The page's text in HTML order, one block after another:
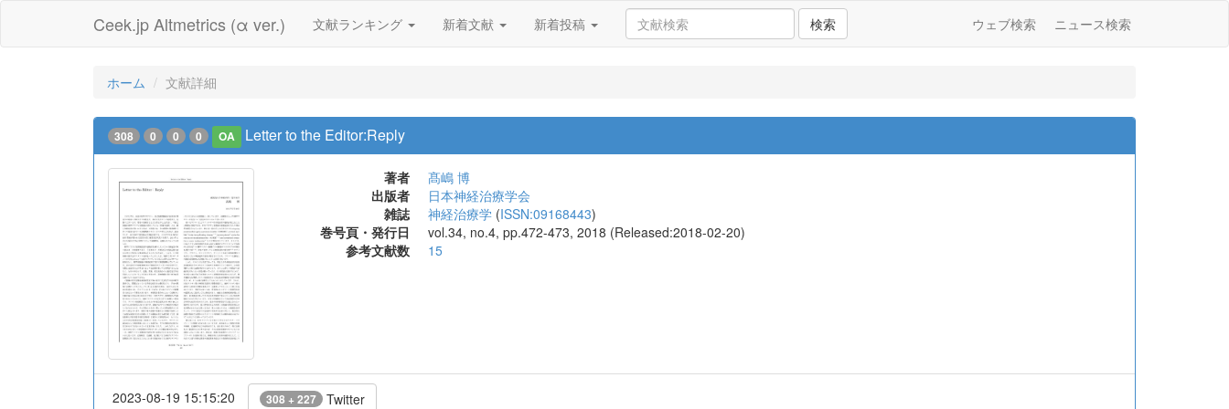
Ceek.jp Altmetrics (α ver.) 文献ランキング 新着文献 新着投稿 検索 ウェブ検索 ニュース検索
ホーム 文献詳細
308 0 0 0 OA Letter to the Editor:Reply
著者
髙嶋 博
出版者
日本神経治療学会
雑誌
神経治療学 (ISSN:09168443)
巻号頁・発行日
vol.34, no.4, pp.472-473, 2018 (Released:2018-02-20)
参考文献数
15
2023-08-19 15:15:20 308 + 227 Twitter